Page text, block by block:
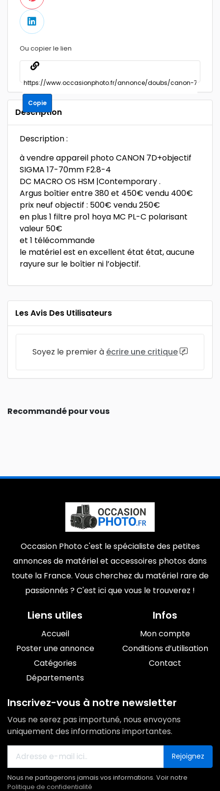
Ou copier le lien
Copie
Description
Description :
à vendre appareil photo CANON 7D+objectif
SIGMA 17-70mm F2.8-4
DC MACRO OS HSM |Contemporary .
Argus boîtier entre 380 et 450€ vendu 400€
prix neuf objectif : 500€ vendu 250€
en plus 1 filtre pro1 hoya MC PL-C polarisant
valeur 50€
et 1 télécommande
le matériel est en excellent état état, aucune
rayure sur le boîtier ni l’objectif.
Les Avis Des Utilisateurs
Soyez le premier à écrire une critique
Recommandé pour vous
Occasion Photo c'est le spécialiste des petites
annonces de matériel et accessoires photos dans
toute la France. Vous cherchez du matériel rare de
passionnés ? C'est ici que vous le trouverez !
Liens utiles
Accueil
Poster une annonce
Catégories
Départements
Infos
Mon compte
Conditions d’utilisation
Contact
Inscrivez-vous à notre newsletter
Vous ne serez pas importuné, nous envoyons
uniquement des informations importantes.
Rejoignez
Nous ne partagerons jamais vos informations. Voir notre
Politique de confidentialité